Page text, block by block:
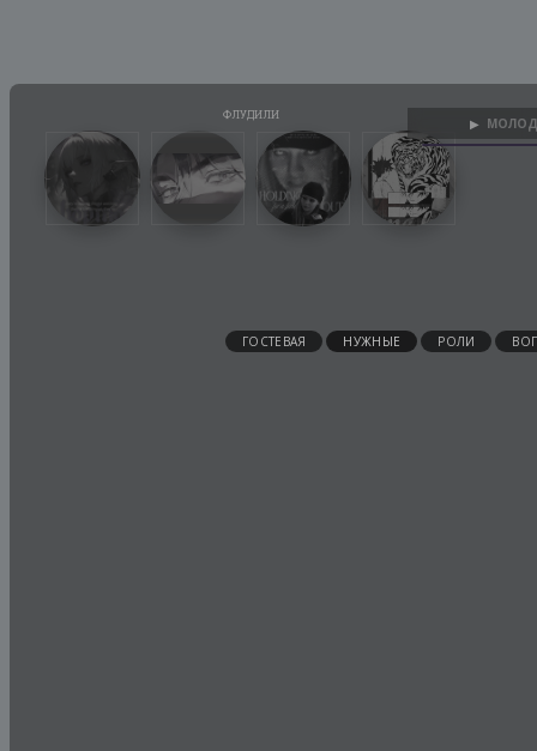
ГОСТЕВАЯ НУЖНЫЕ РОЛИ
▶